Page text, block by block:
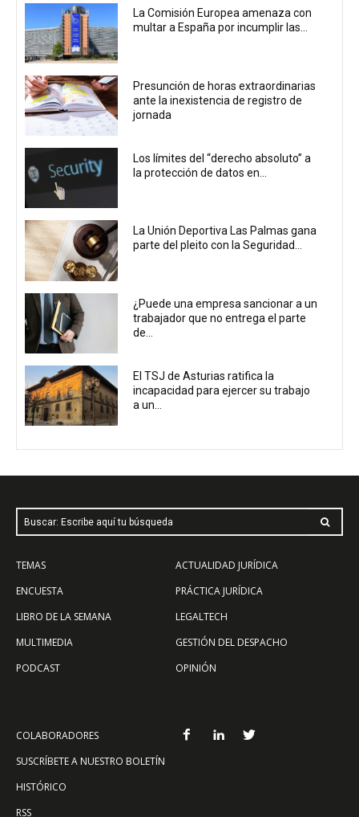
La Comisión Europea amenaza con
multar a España por incumplir las...
Presunción de horas extraordinarias
ante la inexistencia de registro de
jornada
Los límites del “derecho absoluto” a
la protección de datos en...
La Unión Deportiva Las Palmas gana
parte del pleito con la Seguridad...
¿Puede una empresa sancionar a un
trabajador que no entrega el parte
de...
El TSJ de Asturias ratifica la
incapacidad para ejercer su trabajo
a un...
Buscar: Escribe aquí tu búsqueda
TEMAS
ENCUESTA
LIBRO DE LA SEMANA
MULTIMEDIA
PODCAST
ACTUALIDAD JURÍDICA
PRÁCTICA JURÍDICA
LEGALTECH
GESTIÓN DEL DESPACHO
OPINIÓN
COLABORADORES
SUSCRÍBETE A NUESTRO BOLETÍN
HISTÓRICO
RSS